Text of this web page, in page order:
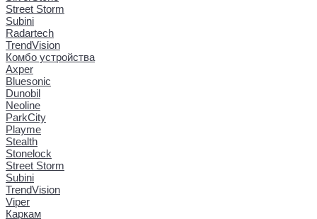
Street Storm
Subini
Radartech
TrendVision
Комбо устройства
Axper
Bluesonic
Dunobil
Neoline
ParkCity
Playme
Stealth
Stonelock
Street Storm
Subini
TrendVision
Viper
Каркам